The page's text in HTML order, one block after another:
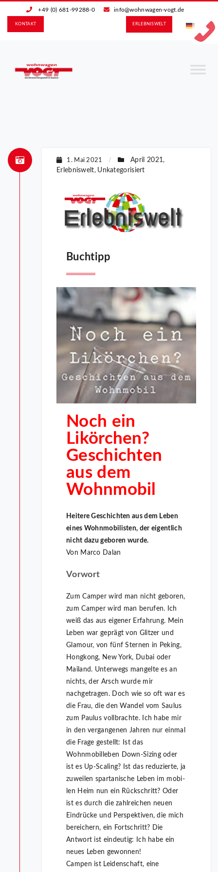
+49 (0) 681-99288-0 info@wohnwagen-vogt.de
ERLEBNIS­WELT
KONTAKT
1. Mai 2021 / April 2021,
Erlebniswelt, Unkategorisiert
Buchtipp
Noch ein
Likörchen?
Geschichten
aus dem
Wohnmobil
Heitere Geschichten aus dem Leben
eines Wohnmobilisten, der eigentlich
nicht dazu geboren wurde.
Von Marco Dalan
Vorwort
Zum Camper wird man nicht geboren,
zum Camper wird man berufen. Ich
weiß das aus eigener Erfahrung. Mein
Leben war ge­prägt von Glitzer und
Glamour, von fünf Sternen in Peking,
Hongkong, New York, Dubai oder
Mailand. Unterwegs mangelte es an
nichts, der Arsch wurde mir
nachgetragen. Doch wie so oft war es
die Frau, die den Wandel vom Saulus
zum Paulus vollbrachte. Ich habe mir
in den vergangenen Jahren nur einmal
die Frage gestellt: Ist das
Wohnmobilleben Down-Sizing oder
ist es Up-Sca­ling? Ist das reduzierte, ja
zuweilen spartanische Leben im mobi­
len Heim nun ein Rückschritt? Oder
ist es durch die zahlreichen neuen
Eindrücke und Perspektiven, die mich
bereichern, ein Fort­schritt? Die
Antwort ist eindeutig: Ich habe ein
neues Leben gewonnen!
Campen ist Leidenschaft, eine